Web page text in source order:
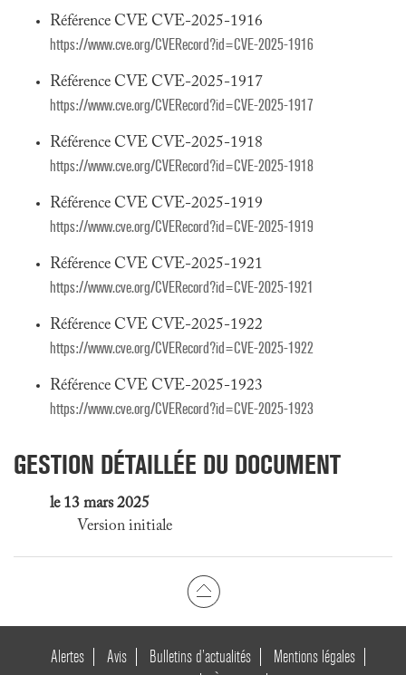
Référence CVE CVE-2025-1916
https://www.cve.org/CVERecord?id=CVE-2025-1916
Référence CVE CVE-2025-1917
https://www.cve.org/CVERecord?id=CVE-2025-1917
Référence CVE CVE-2025-1918
https://www.cve.org/CVERecord?id=CVE-2025-1918
Référence CVE CVE-2025-1919
https://www.cve.org/CVERecord?id=CVE-2025-1919
Référence CVE CVE-2025-1921
https://www.cve.org/CVERecord?id=CVE-2025-1921
Référence CVE CVE-2025-1922
https://www.cve.org/CVERecord?id=CVE-2025-1922
Référence CVE CVE-2025-1923
https://www.cve.org/CVERecord?id=CVE-2025-1923
GESTION DÉTAILLÉE DU DOCUMENT
le 13 mars 2025
Version initiale
Alertes Avis Bulletins d’actualités
Mentions légales